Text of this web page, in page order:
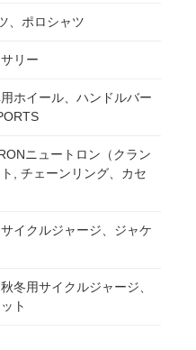
、ポロシャツ
リー
ホイール、ハンドルバー
ニュートロン（クラン
, チェーンリング、カセ
イクルジャージ、ジャケ
冬用サイクルジャージ、
ト